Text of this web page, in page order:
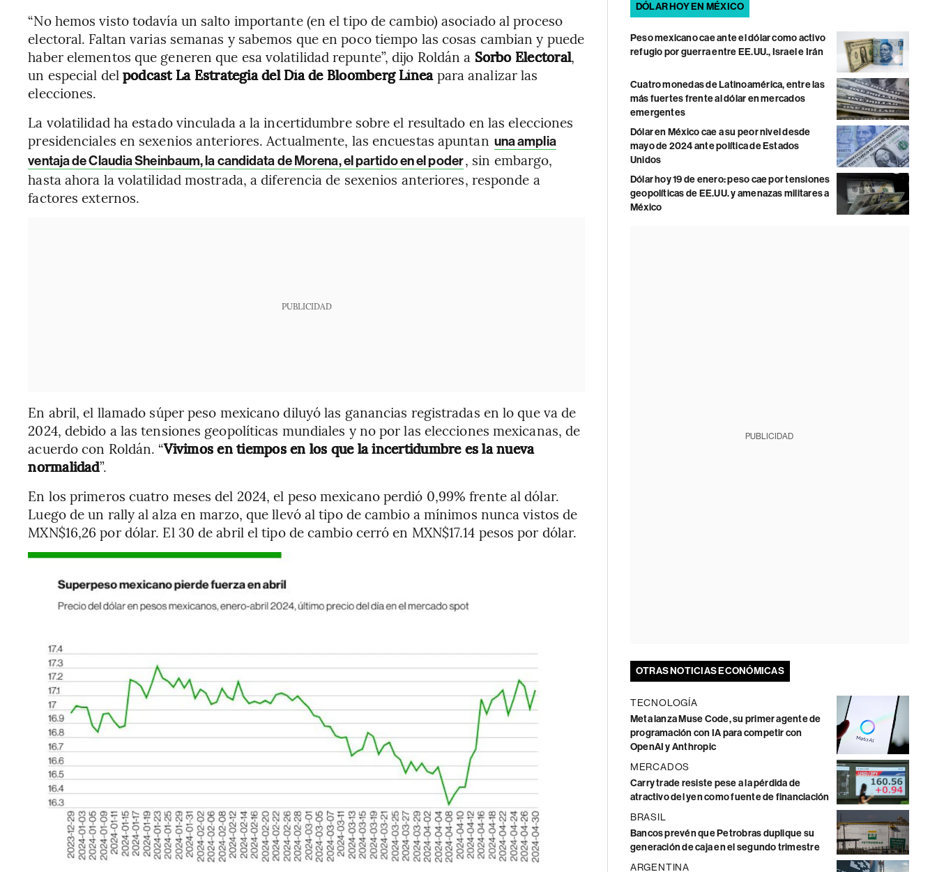
“No hemos visto todavía un salto importante (en el tipo de cambio) asociado al proceso
electoral. Faltan varias semanas y sabemos que en poco tiempo las cosas cambian y puede
haber elementos que generen que esa volatilidad repunte”, dijo Roldán a Sorbo Electoral,
un especial del podcast La Estrategia del Día de Bloomberg Líneapara analizar las
elecciones.
La volatilidad ha estado vinculada a la incertidumbre sobre el resultado en las elecciones
presidenciales en sexenios anteriores. Actualmente, las encuestas apuntan una amplia
ventaja de Claudia Sheinbaum, la candidata de Morena, el partido en el poder, sin embargo,
hasta ahora la volatilidad mostrada, a diferencia de sexenios anteriores, responde a
factores externos.
PUBLICIDAD
En abril, el llamado súper peso mexicano diluyó las ganancias registradas en lo que va de
2024, debido a las tensiones geopolíticas mundiales y no por las elecciones mexicanas, de
acuerdo con Roldán. “Vivimos en tiempos en los que la incertidumbre es la nueva
normalidad”.
En los primeros cuatro meses del 2024, el peso mexicano perdió 0,99% frente al dólar.
Luego de un rally al alza en marzo, que llevó al tipo de cambio a mínimos nunca vistos de
MXN$16,26 por dólar. El 30 de abril el tipo de cambio cerró en MXN$17.14 pesos por dólar.
DÓLAR HOY EN MÉXICO
Peso mexicano cae ante el dólar como activo
refugio por guerra entre EE.UU., Israel e Irán
Cuatro monedas de Latinoamérica, entre las
más fuertes frente al dólar en mercados
emergentes
Dólar en México cae a su peor nivel desde
mayo de 2024 ante política de Estados
Unidos
Dólar hoy 19 de enero: peso cae por tensiones
geopolíticas de EE.UU. y amenazas militares a
México
PUBLICIDAD
OTRAS NOTICIAS ECONÓMICAS
TECNOLOGÍA
Meta lanza Muse Code, su primer agente de
programación con IA para competir con
OpenAI y Anthropic
MERCADOS
Carry trade resiste pese a la pérdida de
atractivo del yen como fuente de financiación
BRASIL
Bancos prevén que Petrobras duplique su
generación de caja en el segundo trimestre
ARGENTINA